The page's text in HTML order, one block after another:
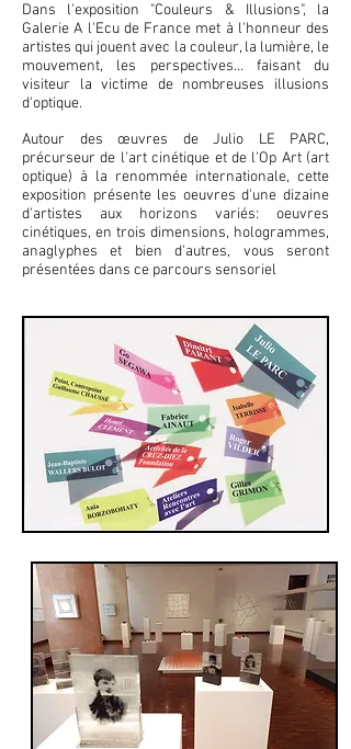
Dans l'exposition "Couleurs & Illusions", la
Galerie A l'Ecu de France met à l'honneur des
artistes qui jouent avec la couleur, la lumière, le
mouvement, les perspectives… faisant du
visiteur la victime de nombreuses illusions
d'optique.
Autour des œuvres de Julio LE PARC,
précurseur de l'art cinétique et de l'Op Art (art
optique) à la renommée internationale, cette
exposition présente les oeuvres d'une dizaine
d'artistes aux horizons variés: oeuvres
cinétiques, en trois dimensions, hologrammes,
anaglyphes et bien d'autres, vous seront
présentées dans ce parcours sensoriel